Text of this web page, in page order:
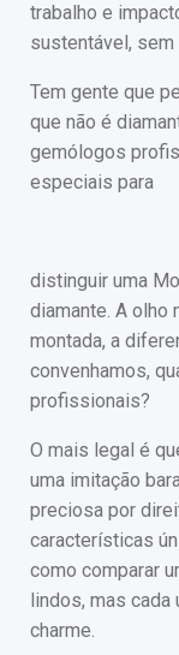
trabalho e
sustentável, sem
Tem gente que
que não é
gemólogos
especiais para
distinguir uma
diamante. A olho
montada, a
convenhamos,
profissionais?
O mais legal é
uma imitação
preciosa por
características
como comparar
lindos, mas cada
charme.